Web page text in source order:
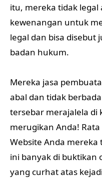
itu, mereka tidak
kewenangan untuk
legal dan bisa disebut
badan hukum.
Mereka jasa
abal dan tidak
tersebar merajalela di
merugikan Anda!
Website Anda
ini banyak di buktikan
yang curhat atas